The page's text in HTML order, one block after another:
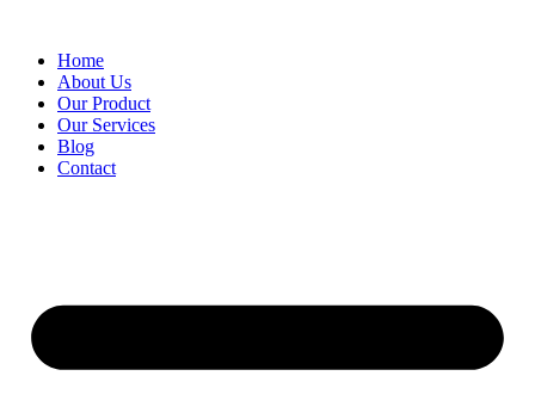
contentHome
About Us
Our Product
Our Services
Blog
Contact